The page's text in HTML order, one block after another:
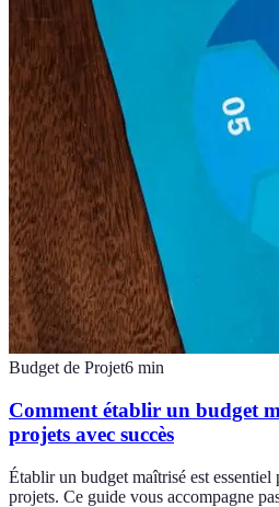
Budget de Projet6 min
Comment établir un budget
projets avec succès
Établir un budget maîtrisé est essentiel
projets. Ce guide vous accompagne